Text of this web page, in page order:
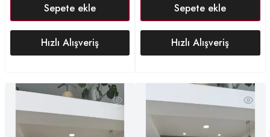
Sepete ekle
Hızlı Alışveriş
Sepete ekle
Hızlı Alışveriş